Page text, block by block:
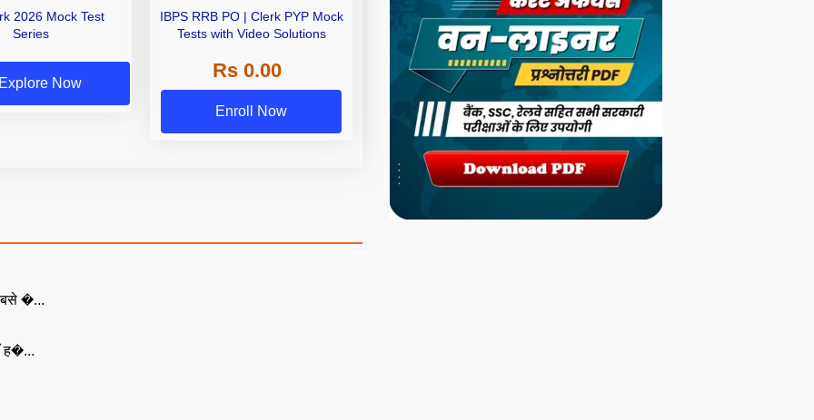
2026 Mock Test
Series
Explore Now
IBPS RRB PO | Clerk PYP Mock
Tests with Video Solutions
Rs 0.00
Enroll Now
�...
ह�...